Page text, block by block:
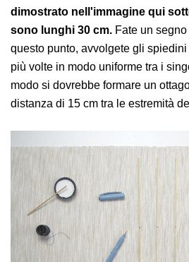
dimostrato nell'immagine qui
sono lunghi 30 cm. Fate un
questo punto, avvolgete gli
più volte in modo uniforme tra i
modo si dovrebbe formare un
distanza di 15 cm tra le estremità